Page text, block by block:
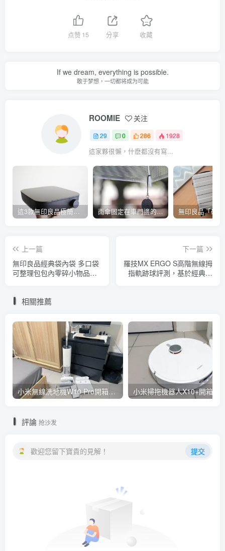
点赞 15 分享 收藏
If we dream, everything is possible.
敢于梦想，一切都将成为可能
ROOMIE 关注
29 0 286 1928
這家夥很懶，什麽都沒有寫...
這3款無印良品極簡家電值得買 比卡式爐方便的IH電磁爐 雨傘固定在車門邊的小秘方 輕鬆解決雨天撐傘搭車的困擾
上一篇
無印良品經典袋內袋 多口袋
可整理包包內零碎小物品、
下一篇
羅技MX ERGO S高階無線拇
指軌跡球評測，基於經典設
相關推薦
小米無線洗地機W10 Pro開箱評測心得：吸塵拖地清洗3合1、90度可調式機身、續航力35分鐘、售價15995元
評論 抢沙发
歡迎您留下寶貴的見解！ 提交